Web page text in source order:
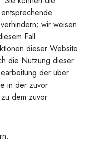
wir weisen
Fall
dieser Website
die Nutzung dieser
der über
in der zuvor
dem zuvor